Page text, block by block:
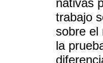
nativas
trabajo
sobre el
la